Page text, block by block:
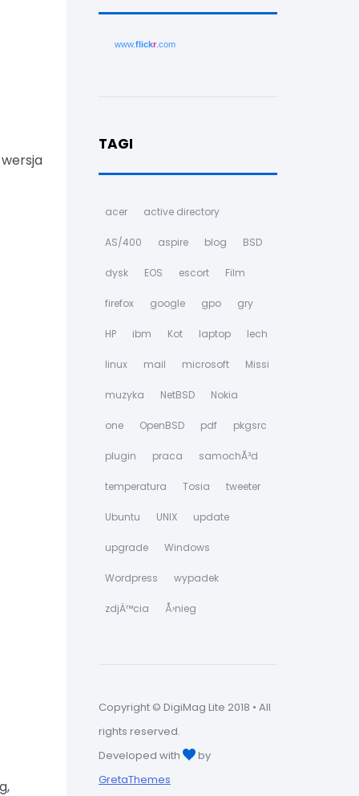
www.flickr .com
TAGI
acer active directory
AS/400 aspire blog BSD
dysk EOS escort Film
firefox google gpo gry
HP ibm Kot laptop lech
linux mail microsoft Missi
muzyka NetBSD Nokia
one OpenBSD pdf pkgsrc
plugin praca samochÃ³d
temperatura Tosia tweeter
Ubuntu UNIX update
upgrade Windows
Wordpress wypadek
zdjÄ™cia Å›nieg
Copyright © DigiMag Lite 2018 • All
rights reserved.
Developed with
by
GretaThemes